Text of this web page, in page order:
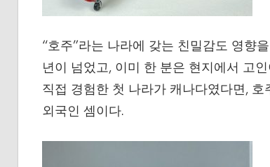
“호주”라는 나라에 갖는 친밀감도 영향
년이 넘었고, 이미 한 분은 현지에서 고
직접 경험한 첫 나라가 캐나다였다면,
외국인 셈이다.